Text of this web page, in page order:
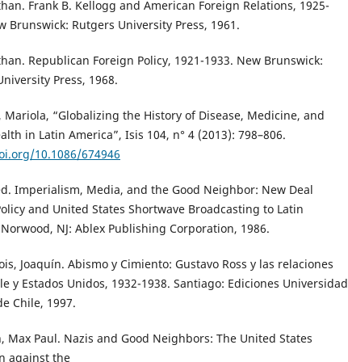
Frank B. Kellogg and American Foreign Relations, 1925-
Brunswick: Rutgers University Press, 1961.
Republican Foreign Policy, 1921-1933. New Brunswick:
Press, 1968.
Mariola, “Globalizing the History of Disease, Medicine, and
in Latin America”, Isis 104, n° 4 (2013): 798–806.
10.1086/674946
Imperialism, Media, and the Good Neighbor: New Deal
and United States Shortwave Broadcasting to Latin
NJ: Ablex Publishing Corporation, 1986.
Joaquín. Abismo y Cimiento: Gustavo Ross y las relaciones
y Estados Unidos, 1932-1938. Santiago: Ediciones Universidad
Chile, 1997.
Max Paul. Nazis and Good Neighbors: The United States
against the